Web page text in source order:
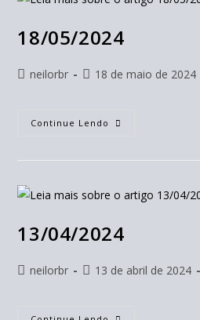
18/05/2024
neilorbr 18 de maio de 2024
Continue Lendo
13/04/2024
neilorbr 13 de abril de 2024